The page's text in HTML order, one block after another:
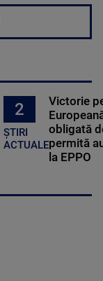
2
ȘTIRI
ACTUALE
Victorie
obligată
permită
la EPPO